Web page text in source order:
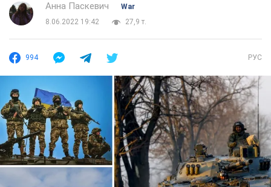
Анна Паскевич
War
8.06.2022 19:42
27,9 т.
994 РУС